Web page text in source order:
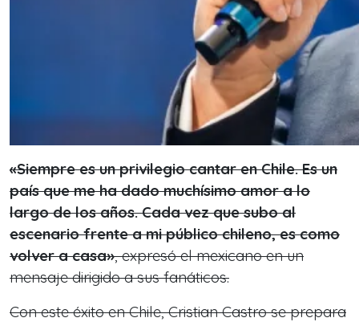
«Siempre es un privilegio cantar en Chile. Es un
país que me ha dado muchísimo amor a lo
largo de los años. Cada vez que subo al
escenario frente a mi público chileno, es como
volver a casa»,expresó el mexicano en un
mensaje dirigido a sus fanáticos.
Con este éxito en Chile, Cristian Castro se prepara